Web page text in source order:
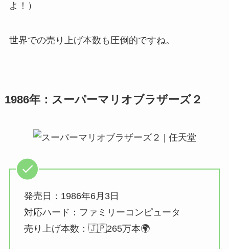
よ！）
世界での売り上げ本数も圧倒的ですね。
1986年：スーパーマリオブラザーズ２
発売日：1986年6月3日
対応ハード：ファミリーコンピュータ
売り上げ本数：🇯🇵265万本🌍